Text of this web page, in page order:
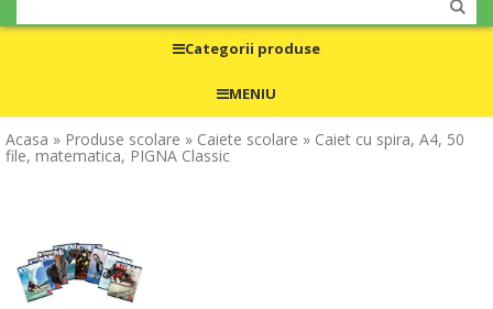
Categorii produse
MENIU
Acasa » Produse scolare » Caiete scolare » Caiet cu spira, A4, 50
file, matematica, PIGNA Classic